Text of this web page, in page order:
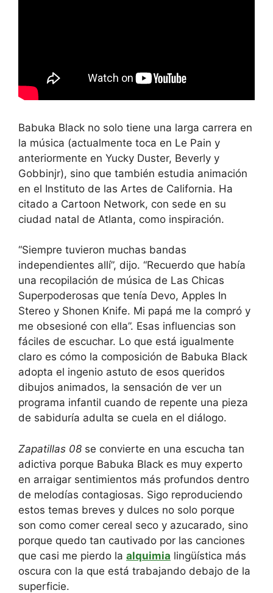
Babuka Black no solo tiene una larga carrera en
la música (actualmente toca en Le Pain y
anteriormente en Yucky Duster, Beverly y
Gobbinjr), sino que también estudia animación
en el Instituto de las Artes de California. Ha
citado a Cartoon Network, con sede en su
ciudad natal de Atlanta, como inspiración.
“Siempre tuvieron muchas bandas
independientes allí”, dijo. “Recuerdo que había
una recopilación de música de Las Chicas
Superpoderosas que tenía Devo, Apples In
Stereo y Shonen Knife. Mi papá me la compró y
me obsesioné con ella”. Esas influencias son
fáciles de escuchar. Lo que está igualmente
claro es cómo la composición de Babuka Black
adopta el ingenio astuto de esos queridos
dibujos animados, la sensación de ver un
programa infantil cuando de repente una pieza
de sabiduría adulta se cuela en el diálogo.
Zapatillas 08 se convierte en una escucha tan
adictiva porque Babuka Black es muy experto
en arraigar sentimientos más profundos dentro
de melodías contagiosas. Sigo reproduciendo
estos temas breves y dulces no solo porque
son como comer cereal seco y azucarado, sino
porque quedo tan cautivado por las canciones
que casi me pierdo la alquimia lingüística más
oscura con la que está trabajando debajo de la
superficie.